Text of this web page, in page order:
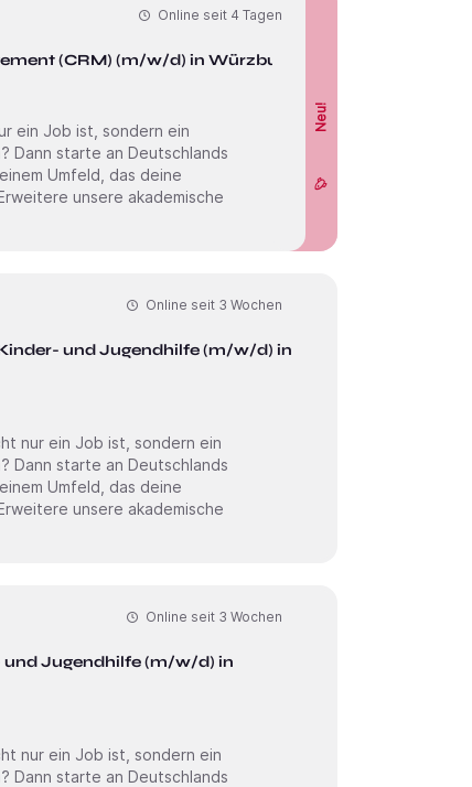
(CRM) (m/w/d) in Würzburg
Neu!
Online seit 4 Tagen
ein Job ist, sondern ein
Umfeld, das deine
und Jugendhilfe (m/w/d) in
Online seit 3 Wochen
nur ein Job ist, sondern ein
Umfeld, das deine
und Jugendhilfe (m/w/d) in
Online seit 3 Wochen
nur ein Job ist, sondern ein